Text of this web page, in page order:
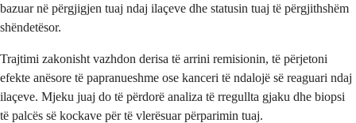
bazuar në përgjigjen tuaj ndaj ilaçeve dhe statusin tuaj të përgjithshëm
shëndetësor.
Trajtimi zakonisht vazhdon derisa të arrini remisionin, të përjetoni
efekte anësore të papranueshme ose kanceri të ndalojë së reaguari ndaj
ilaçeve. Mjeku juaj do të përdorë analiza të rregullta gjaku dhe biopsi
të palcës së kockave për të vlerësuar përparimin tuaj.